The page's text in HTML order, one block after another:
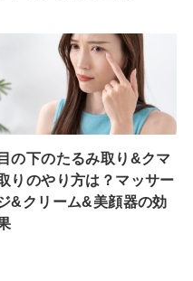
目の下のたるみ取り&クマ
りのやり方は？マッサー
&クリーム&美顔器の効